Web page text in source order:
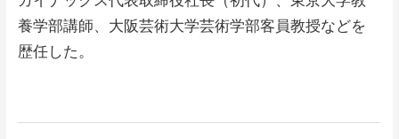
養学部講師、大阪芸術大学芸術学部客員教授などを
歴任した。